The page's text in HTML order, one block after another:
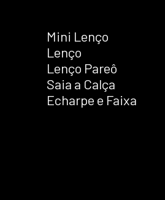
Mini Lenço
Lenço
Lenço Pareô
Saia a Calça
Echarpe e Faixa